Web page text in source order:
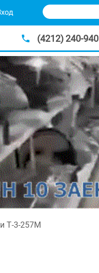
(4212) 240-940
Т-3-257М